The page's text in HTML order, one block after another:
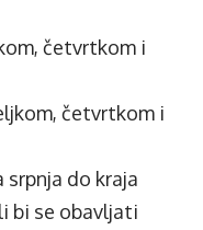
četvrtkom i
četvrtkom i
do kraja
bi se obavljati